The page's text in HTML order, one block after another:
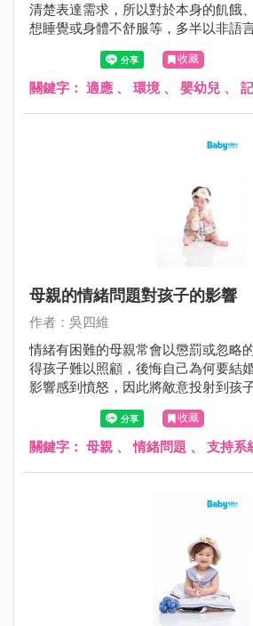
清楚表達需求，所以對於本身的飢餓
想睡覺或身體不舒服等，多半以非語
或者打照顧者來吸引大人的注意以獲
照顧者卻把這些行為當成是暴力行為
著去解讀這些行為的背後意義，不要
收藏
關鍵字： 適應 、 環境、 嬰幼兒 、
母親的情緒問題對孩子的影響
作者：吳四維
情緒有困難的母親常會以懲罰或忽略
得孩子難以照顧，後悔自己為何要結
影響感到憤怒，因此將敵意投射到孩
知道自己的情緒會影響到孩子，事後
自責，但多半不知道如何改變也不知
收藏
關鍵字： 母親 、情緒問題 、 支持系